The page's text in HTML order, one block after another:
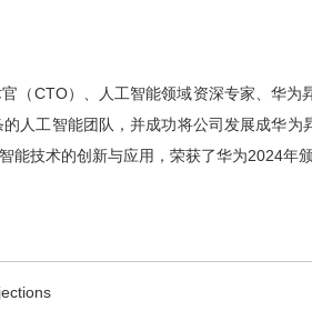
（CTO）、人工智能领域资深专家、华
人工智能团队，并成功将公司发展成华
技术的创新与应用，荣获了华为2024年颁